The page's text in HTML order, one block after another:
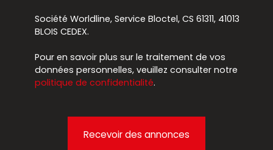
Société Worldline, Service Bloctel, CS 61311, 41013
BLOIS CEDEX.
Pour en savoir plus sur le traitement de vos
données personnelles, veuillez consulter notre
politique de confidentialité.
Recevoir des annonces